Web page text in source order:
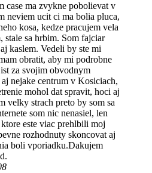
case ma zvykne pobolievat v
neviem ucit ci ma bolia pluca,
kosa, kedze pracujem vela
stale sa hrbim. Som fajciar
kaslem. Vedeli by ste mi
obratit, aby mi podrobne
za svojim obvodnym
nejake centrum v Kosiciach,
mohol dat spravit, hoci aj
velky strach preto by som sa
som nic nenasiel, len
este viac prehlbili moj
rozhodnuty skoncovat aj
boli vporiadku.Dakujem